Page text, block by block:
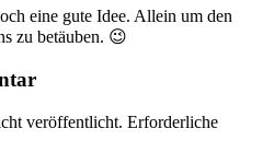
eine gute Idee. Allein um den
zu betäuben. 😉
veröffentlicht. Erforderliche